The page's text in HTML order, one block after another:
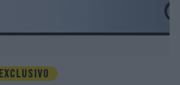
EXCLUSIVO